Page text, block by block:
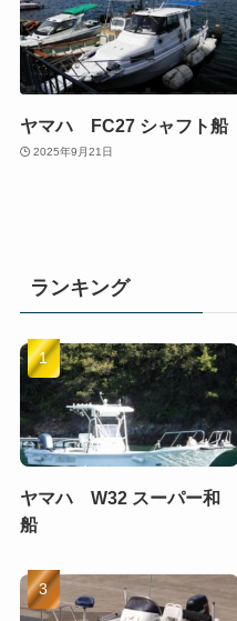
ヤマハ FC27 シャフト船
2025年9月21日
ランキング
ヤマハ W32 スーパー和
船